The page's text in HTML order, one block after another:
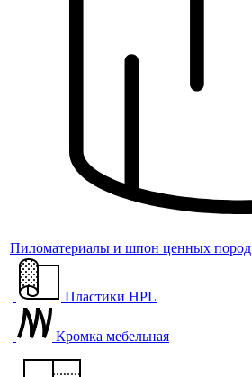
Пиломатериалы и шпон ценных пород
Пластики HPL
Кромка мебельная